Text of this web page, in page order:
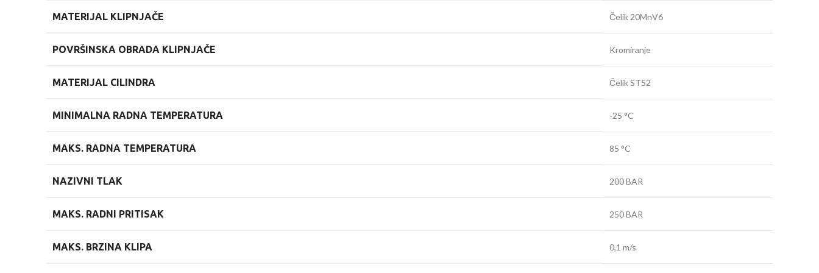
MATERIJAL KLIPNJAČE Čelik 20MnV6
POVRŠINSKA OBRADA KLIPNJAČE Kromiranje
MATERIJAL CILINDRA Čelik ST52
MINIMALNA RADNA TEMPERATURA -25 °C
MAKS. RADNA TEMPERATURA 85 °C
NAZIVNI TLAK 200 BAR
MAKS. RADNI PRITISAK 250 BAR
MAKS. BRZINA KLIPA 0,1 m/s